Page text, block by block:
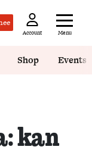
Account Menu
Shop Events
kan